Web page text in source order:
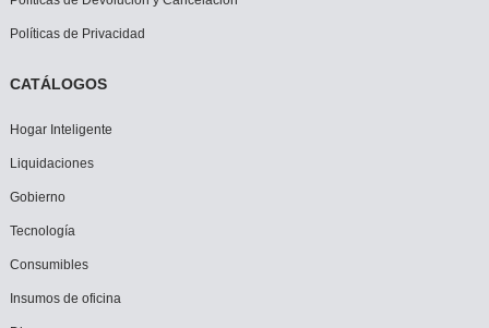
Políticas de Privacidad
CATÁLOGOS
Hogar Inteligente
Liquidaciones
Gobierno
Tecnología
Consumibles
Insumos de oficina